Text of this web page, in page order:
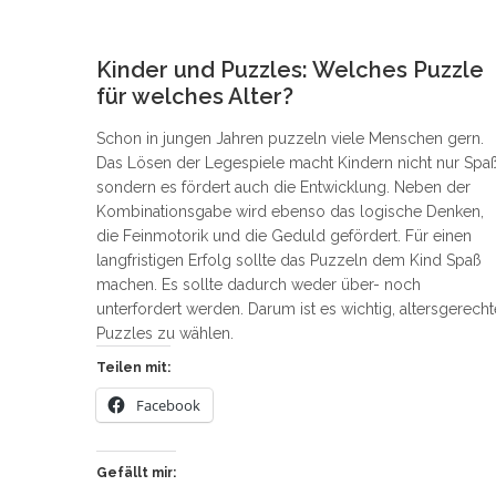
Kinder und Puzzles: Welches Puzzle
für welches Alter?
Schon in jungen Jahren puzzeln viele Menschen gern.
Das Lösen der Legespiele macht Kindern nicht nur
sondern es fördert auch die Entwicklung. Neben der
Kombinationsgabe wird ebenso das logische Denken,
die Feinmotorik und die Geduld gefördert. Für einen
langfristigen Erfolg sollte das Puzzeln dem Kind Spaß
machen. Es sollte dadurch weder über- noch
unterfordert werden. Darum ist es wichtig,
Puzzles zu wählen.
Teilen mit:
Facebook
Gefällt mir: